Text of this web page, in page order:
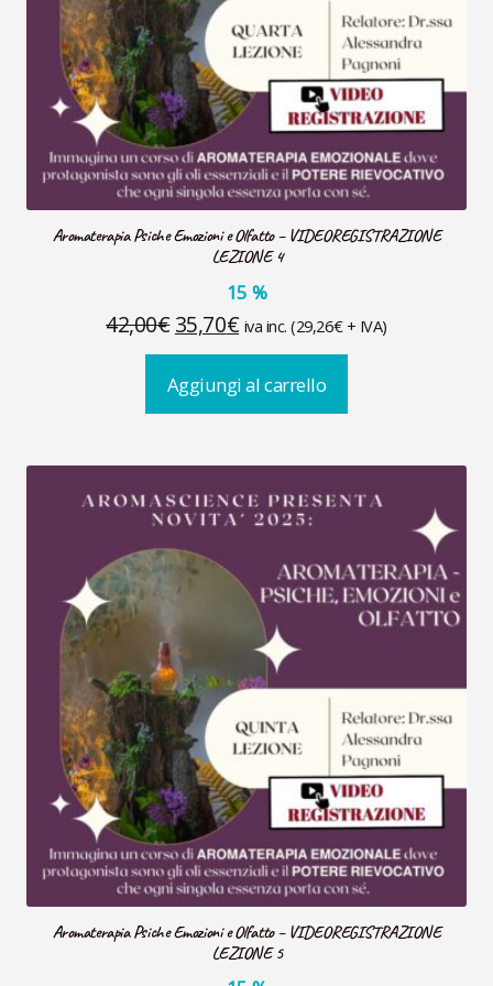
Aromaterapia Psiche Emozioni e Olfatto – VIDEOREGISTRAZIONE
LEZIONE 4
15 %
42,00€ Il
prezzo
originale
42,00€.
35,70€Il
prezzo
attuale
35,70€.
iva inc. (29,26€+ IVA)
Aggiungi al carrello
Aromaterapia Psiche Emozioni e Olfatto – VIDEOREGISTRAZIONE
LEZIONE 5